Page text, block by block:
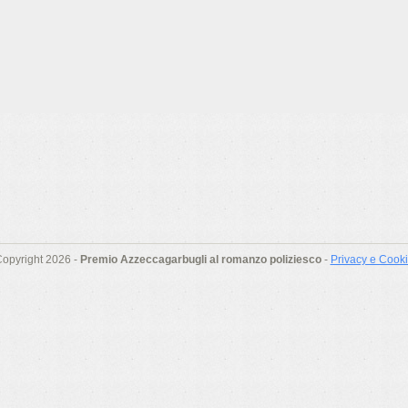
2026 - Premio Azzeccagarbugli al romanzo poliziesco- Privacy e